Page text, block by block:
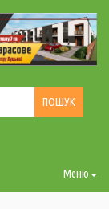
Меню